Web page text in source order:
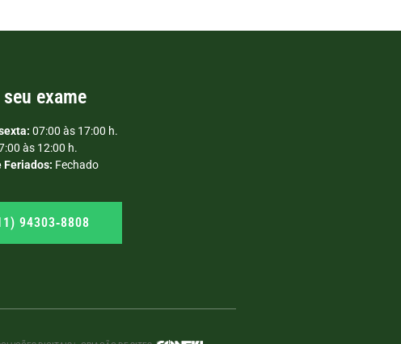
exame
07:00 às 17:00 h.
às 12:00 h.
Feriados: Fechado
94303‑8808